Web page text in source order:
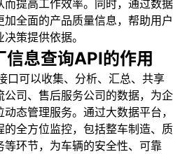
提高工作效率。同时，通过数据
全面的产品质量信息，帮助用户
策提供依据。
息查询API的作用
口可以收集、分析、汇总、共享
司、售后服务公司的数据，为企
态管理服务。通过大数据平台，
全方位监控，包括整车制造、质
环节，为车辆的安全性、可靠